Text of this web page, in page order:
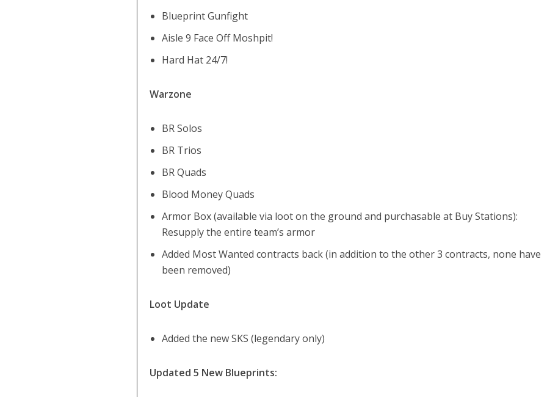
Blueprint Gunfight
Aisle 9 Face Off Moshpit!
Hard Hat 24/7!
Warzone
BR Solos
BR Trios
BR Quads
Blood Money Quads
Armor Box (available via loot on the ground and purchasable at Buy Stations):
Resupply the entire team’s armor
Added Most Wanted contracts back (in addition to the other 3 contracts, none have
been removed)
Loot Update
Added the new SKS (legendary only)
Updated 5 New Blueprints: